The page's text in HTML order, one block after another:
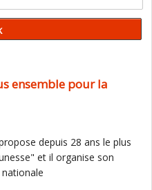
ensemble pour la
depuis 28 ans le plus
et il organise son